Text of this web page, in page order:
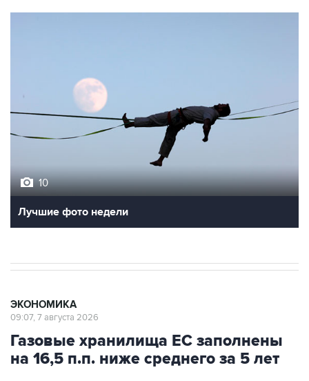
10
Лучшие фото недели
ЭКОНОМИКА
09:07, 7 августа 2026
Газовые хранилища ЕС заполнены
на 16,5 п.п. ниже среднего за 5 лет